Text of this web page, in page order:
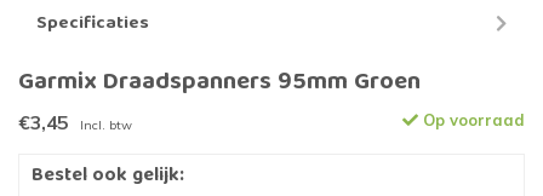
Specificaties
Garmix Draadspanners 95mm Groen
€3,45 Incl. btw Op voorraad
Bestel ook gelijk: